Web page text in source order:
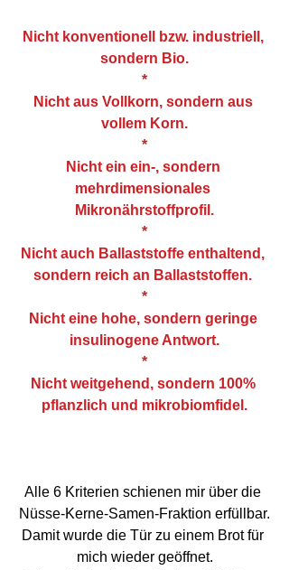
Nicht konventionell bzw. industriell,
sondern Bio.
*
Nicht aus Vollkorn, sondern aus
vollem Korn.
*
Nicht ein ein-, sondern
mehrdimensionales
Mikronährstoffprofil.
*
Nicht auch Ballaststoffe enthaltend,
sondern reich an Ballaststoffen.
*
Nicht eine hohe, sondern geringe
insulinogene Antwort.
*
Nicht weitgehend, sondern 100%
pflanzlich und mikrobiomfidel.
Alle 6 Kriterien schienen mir über die
Nüsse-Kerne-Samen-Fraktion erfüllbar.
Damit wurde die Tür zu einem Brot für
mich wieder geöffnet.